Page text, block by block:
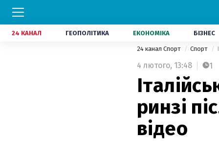
24 КАНАЛ ГЕОПОЛІТИКА ЕКОНОМІКА БІЗНЕС
24 канал Спорт Спорт
4 лютого, 13:48 1
ринзі
відео